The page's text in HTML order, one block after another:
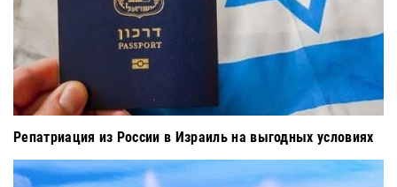
Репатриация из России в Израиль на выгодных условиях